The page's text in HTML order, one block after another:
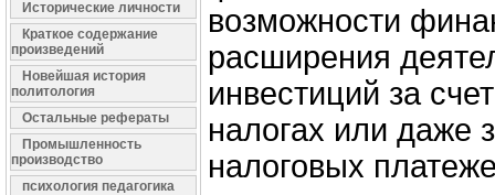
Исторические личности
Краткое содержание
произведений
Новейшая история
политология
Остальные рефераты
Промышленность
производство
психология педагогика
возможности
расширения
инвестиций за
налогах или даже
налоговых